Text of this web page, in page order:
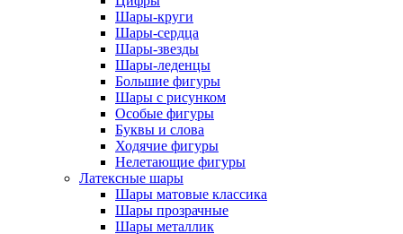
Шары-круги
Шары-сердца
Шары-звезды
Шары-леденцы
Большие фигуры
Шары с рисунком
Особые фигуры
Буквы и слова
Ходячие фигуры
Нелетающие фигуры
Латексные шары
Шары матовые классика
Шары прозрачные
Шары металлик